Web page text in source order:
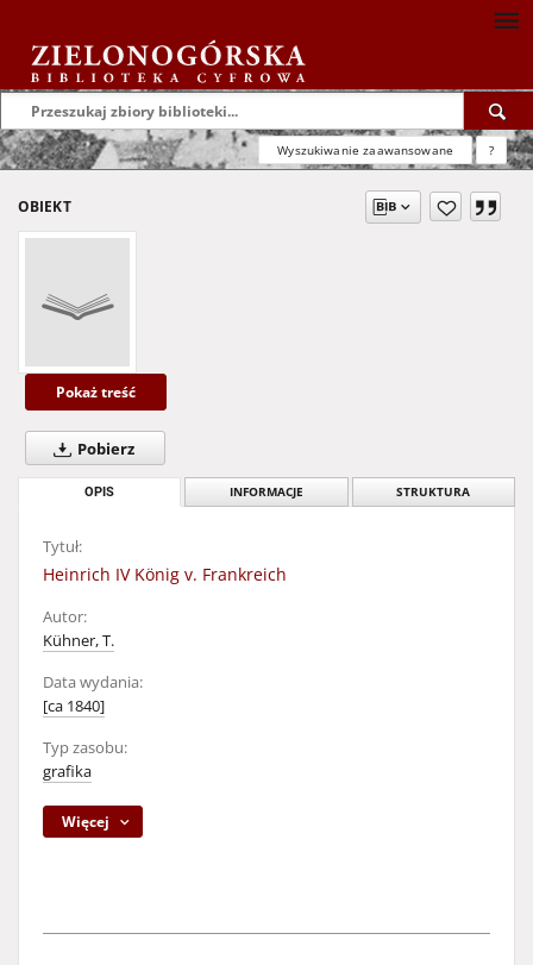
Wyszukiwanie zaawansowane ?
OBIEKT
Pokaż treść
Pobierz
OPIS INFORMACJE STRUKTURA
Tytuł:
Heinrich IV König v. Frankreich
Autor:
Kühner, T.
Data wydania:
[ca 1840]
Typ zasobu:
grafika
Więcej